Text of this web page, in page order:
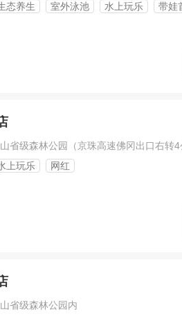
态养生 室外泳池 水上玩乐 带娃
省级森林公园（京珠高速佛冈出口右转4
上玩乐 网红
省级森林公园内